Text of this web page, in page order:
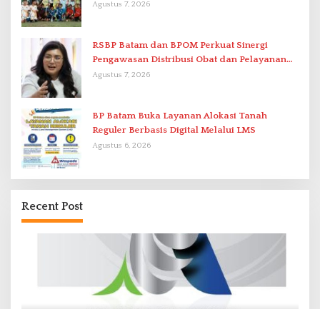
di Stadion Temenggung Abdul Jamal
Agustus 7, 2026
RSBP Batam dan BPOM Perkuat Sinergi
Pengawasan Distribusi Obat dan Pelayanan
Kefarmasian
Agustus 7, 2026
BP Batam Buka Layanan Alokasi Tanah
Reguler Berbasis Digital Melalui LMS
Agustus 6, 2026
Recent Post